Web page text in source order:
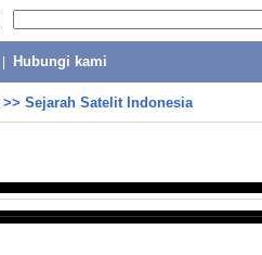
Hubungi kami
>> Sejarah Satelit Indonesia